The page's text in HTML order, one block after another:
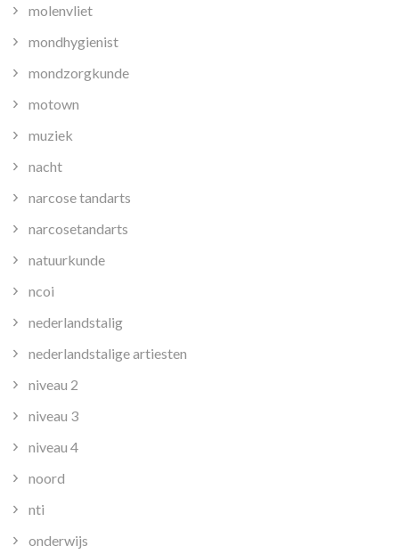
molenvliet
mondhygienist
mondzorgkunde
motown
muziek
nacht
narcose tandarts
narcosetandarts
natuurkunde
ncoi
nederlandstalig
nederlandstalige artiesten
niveau 2
niveau 3
niveau 4
noord
nti
onderwijs